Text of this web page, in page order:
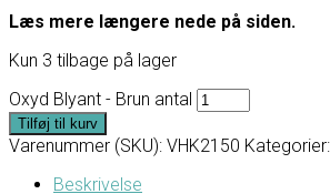
Læs mere længere nede på siden.
Kun 3 tilbage på lager
Oxyd Blyant - Brun antal
Tilføj til kurv
Varenummer (SKU): VHK2150 Kategorier:
Beskrivelse